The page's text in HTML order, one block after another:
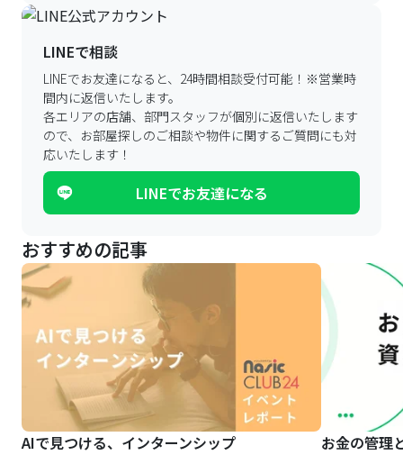
LINEで相談
LINEでお友達になると、24時間相談受付可能！ ※営業時
間内に返信いたします。
各エリアの店舗、部門スタッフが個別に返信いたします
ので、 お部屋探しのご相談や物件に関するご質問にも対
応いたします！
LINEでお友達になる
おすすめの記事
AIで見つける、インターンシップ お金の管理